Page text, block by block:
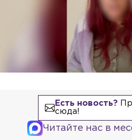
Есть новость?
сюда!
Читайте нас в